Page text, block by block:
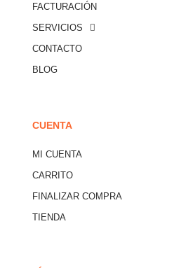
FACTURACIÓN
SERVICIOS
CONTACTO
BLOG
CUENTA
MI CUENTA
CARRITO
FINALIZAR COMPRA
TIENDA